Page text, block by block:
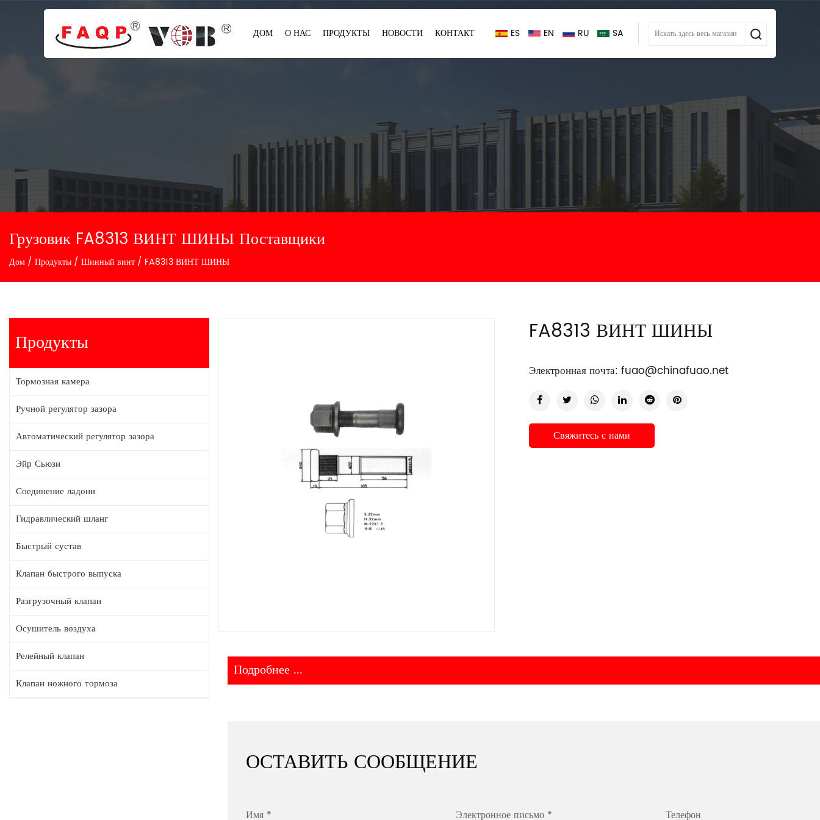
ДОМ О НАС ПРОДУКТЫ НОВОСТИ КОНТАКТ ES EN RU SA
Грузовик FA8313 ВИНТ ШИНЫ Поставщики
Дом / Продукты / Шинный винт / FA8313 ВИНТ ШИНЫ
Продукты
Тормозная камера
Ручной регулятор зазора
Автоматический регулятор зазора
Эйр Сьюзи
Соединение ладони
Гидравлический шланг
Быстрый сустав
Клапан быстрого выпуска
Разгрузочный клапан
Осушитель воздуха
Релейный клапан
Клапан ножного тормоза
FA8313 ВИНТ ШИНЫ
Электронная почта:fuao@chinafuao.net
Свяжитесь с нами
Подробнее ...
ОСТАВИТЬ СООБЩЕНИЕ
Имя * Электронное письмо * Телефон